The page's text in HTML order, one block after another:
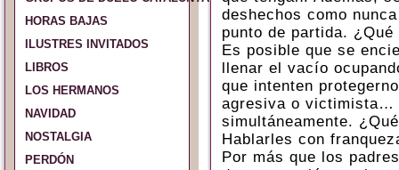
HORAS BAJAS
ILUSTRES INVITADOS
LIBROS
LOS HERMANOS
NAVIDAD
NOSTALGIA
PERDÓN
deshechos como
punto de partida.
Es posible que se
llenar el vacío
que intenten
agresiva o victimista…
simultáneamente.
Hablarles con
Por más que los